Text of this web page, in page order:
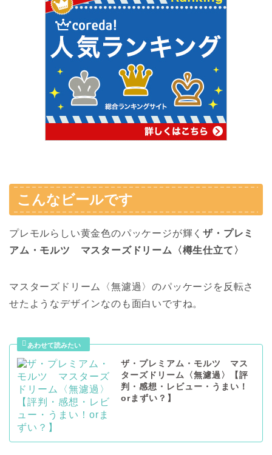
こんなビールです
プレモルらしい黄金色のパッケージが輝くザ・プレミ
アム・モルツ マスターズドリーム〈樽生仕立て〉
マスターズドリーム〈無濾過〉のパッケージを反転さ
せたようなデザインなのも面白いですね。
ザ・プレミアム・モルツ マス
ターズドリーム〈無濾過〉【評
判・感想・レビュー・うまい！
orまずい？】